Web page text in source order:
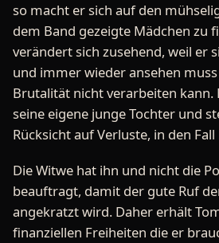
so macht er sich auf den
dem Band gezeigte Mädchen zu
verändert sich zusehend, weil er
und immer wieder ansehen
Brutalität nicht verarbeiten kann.
seine eigene junge Tochter und
Rücksicht auf Verluste, in den
Die Witwe hat ihn und nicht die
beauftragt, damit der gute Ruf
angekratzt wird. Daher erhält
finanziellen Freiheiten die er